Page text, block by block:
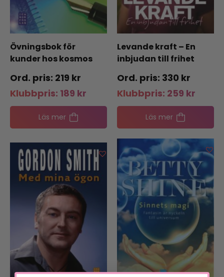
Övningsbok för
kunder hos kosmos
219 kr
Klubbpris: 189 kr
Läs mer
Levande kraft – En
inbjudan till frihet
330 kr
Klubbpris: 259 kr
Läs mer